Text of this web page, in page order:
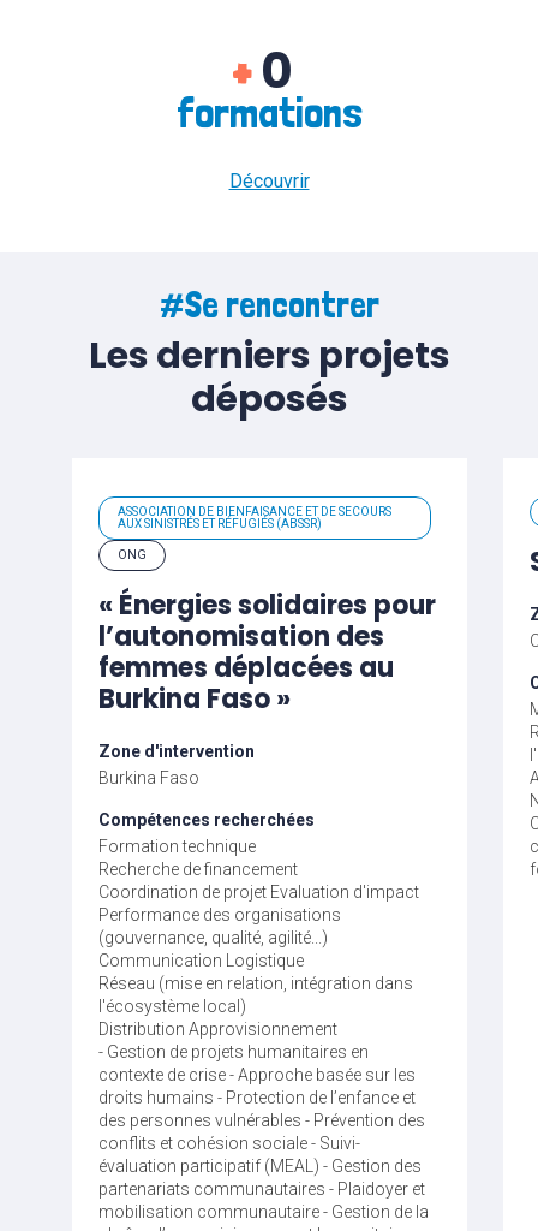
+0
formations
Découvrir
#Se rencontrer
Les derniers projets
déposés
ASSOCIATION DE BIENFAISANCE ET DE SECOURS
AUX SINISTRÉS ET RÉFUGIÉS (ABSSR)
ONG
« Énergies solidaires pour
l’autonomisation des
femmes déplacées au
Burkina Faso »
Zone d'intervention
Burkina Faso
Compétences recherchées
Formation technique
Recherche de financement
Coordination de projet Evaluation d'impact
Performance des organisations
(gouvernance, qualité, agilité...)
Communication
Logistique
Réseau (mise en relation, intégration dans
l'écosystème local)
Distribution Approvisionnement
- Gestion de projets humanitaires en
contexte de crise - Approche basée sur les
droits humains - Protection de l’enfance et
des personnes vulnérables - Prévention des
conflits et cohésion sociale - Suivi-
évaluation participatif (MEAL) - Gestion des
partenariats communautaires - Plaidoyer et
mobilisation communautaire - Gestion de la